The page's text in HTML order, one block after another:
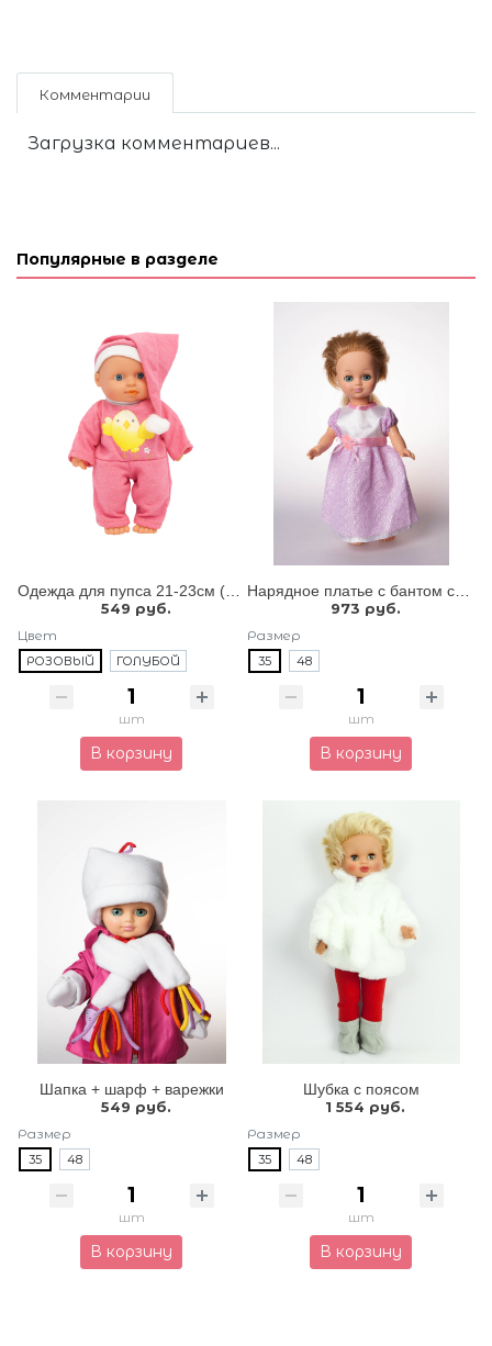
Комментарии
Загрузка комментариев...
Популярные в разделе
549 руб.
Цвет
РОЗОВЫЙ ГОЛУБОЙ
шт
В корзину
973 руб.
Размер
35 48
шт
В корзину
Шапка + шарф + варежки
549 руб.
Размер
35 48
шт
В корзину
Шубка с поясом
1 554 руб.
Размер
35 48
шт
В корзину